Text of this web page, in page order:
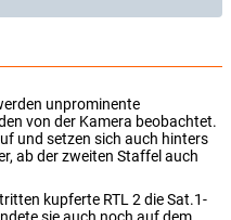
unprominente
von der Kamera beobachtet.
und setzen sich auch hinters
ab der zweiten Staffel auch
kupferte RTL 2 die Sat.1-